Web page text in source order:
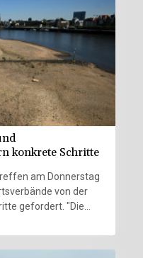
konkrete Schritte
am Donnerstag
von der
gefordert. "Die
muss den
Umsetzung der
sagte der